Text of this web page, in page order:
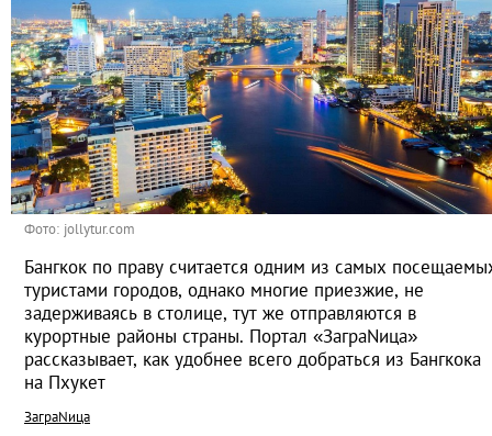
Фото: jollytur.com
Бангкок по праву считается одним из самых
туристами городов, однако многие приезжие, не
задерживаясь в столице, тут же отправляются в
курортные районы страны. Портал «ЗаграNица»
рассказывает, как удобнее всего добраться из Бангкока
на Пхукет
ЗаграNица